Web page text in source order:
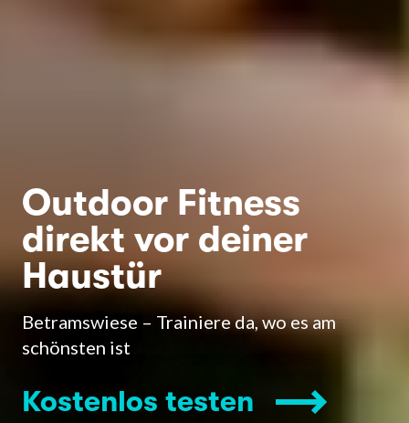
Outdoor Fitness
direkt vor deiner
Haustür
Betramswiese – Trainiere da, wo es am
schönsten ist
Kostenlos testen